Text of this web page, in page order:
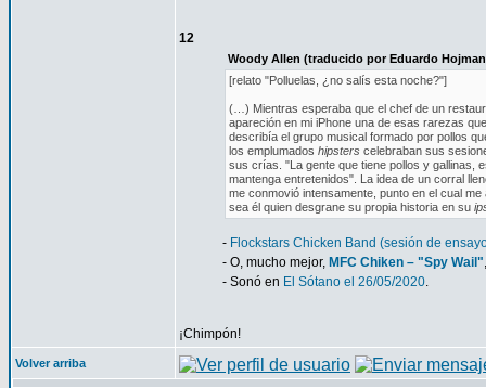
12
Woody Allen (traducido por Eduardo
[relato "Polluelas, ¿no salís esta noche?"]
(…) Mientras esperaba que el chef de un
apareción en mi iPhone una de esas rarezas
describía el grupo musical formado por pollos
los emplumados hipsterscelebraban sus
sus crías. "La gente que tiene pollos y gallinas,
mantenga entretenidos". La idea de un corral
me conmovió intensamente, punto en el cual
sea él quien desgrane su propia historia en su
- Flockstars Chicken Band (sesión de
- O, mucho mejor, MFC Chiken – "Spy Wail"
- Sonó en El Sótano el 26/05/2020.
¡Chimpón!
Volver arriba